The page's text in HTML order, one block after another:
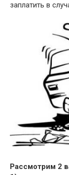
заплатить в
Рассмотрим 2